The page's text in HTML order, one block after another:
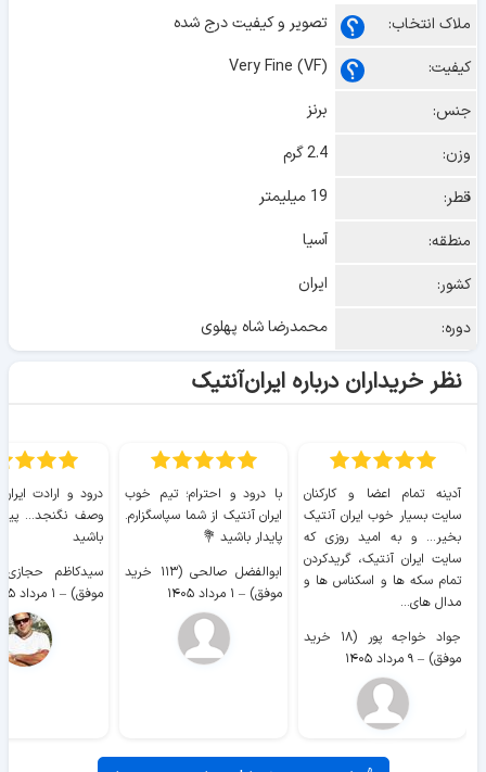
ملاک انتخاب:
تصویر و کیفیت درج شده
کیفیت:
Very Fine (VF)
جنس:
برنز
وزن:
2.4 گرم
قطر:
19 میلیمتر
منطقه:
آسیا
کشور:
ایران
دوره:
محمدرضا شاه پهلوی
نظر خریداران درباره ایران‌آنتیک
آدینه تمام اعضا و کارکنان
سایت بسیار خوب ايران آنتیک
بخیر... و به امید روزی که
سایت ايران آنتیک، گریدکردن
تمام سکه ها و اسکناس ها و
مدال های...
جواد خواجه پور (۱۸ خرید
موفق) – ۹ مرداد ۱۴۰۵
با درود و احترام؛ تیم خوب
ایران آنتیک از شما سپاسگزارم.
پایدار باشید 💐
ابوالفضل صالحی (۱۱۳ خرید
موفق) – ۱ مرداد ۱۴۰۵
درود و ارادت
وصف نگنجد...
باشید
موفق) – ۱ مرداد ۱۴۰۵